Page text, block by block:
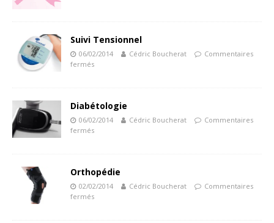
Suivi Tensionnel
06/02/2014 Cédric Boucherat
Commentaires
fermés
Diabétologie
06/02/2014 Cédric Boucherat
Commentaires
fermés
Orthopédie
02/02/2014 Cédric Boucherat
Commentaires
fermés